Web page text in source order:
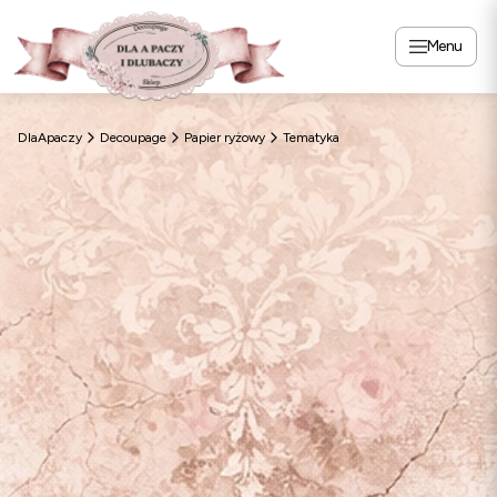
Menu
DlaApaczy Decoupage Papier ryżowy Tematyka